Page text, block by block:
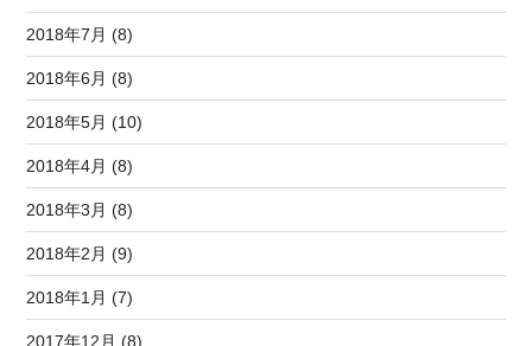
2018年7月 (8)
2018年6月 (8)
2018年5月 (10)
2018年4月 (8)
2018年3月 (8)
2018年2月 (9)
2018年1月 (7)
2017年12月 (8)